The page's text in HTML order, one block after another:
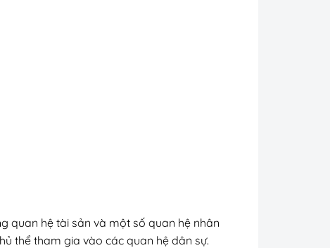
quan hệ tài sản và một số quan hệ nhân
thể tham gia vào các quan hệ dân sự.